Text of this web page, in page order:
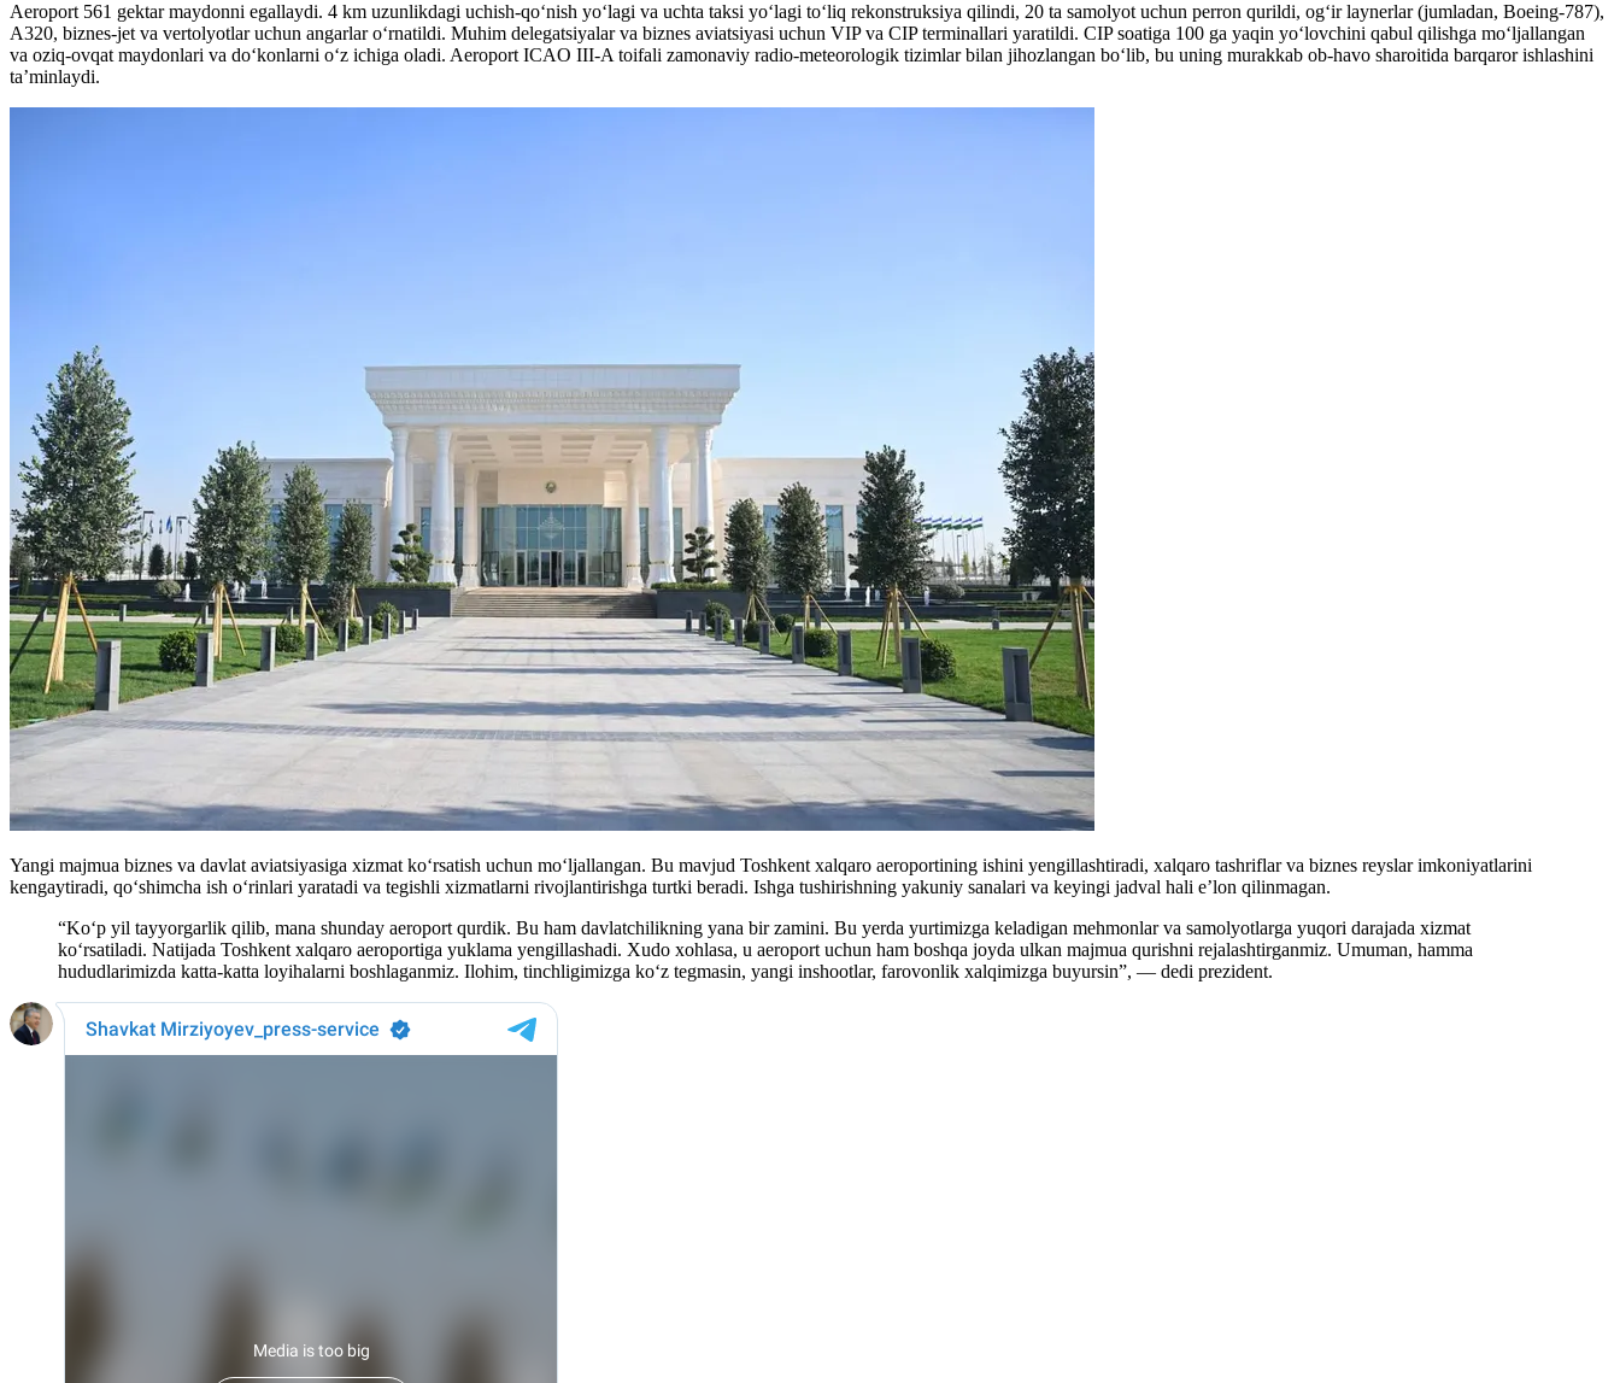
Aeroport 561 gektar maydonni egallaydi. 4 km uzunlikdagi uchish-qo‘nish yo‘lagi va uchta taksi yo‘lagi to‘liq rekonstruksiya qilindi, 20 ta samolyot uchun perron qurildi, og‘ir laynerlar (jumladan, Boeing-787),
A320, biznes-jet va vertolyotlar uchun angarlar o‘rnatildi. Muhim delegatsiyalar va biznes aviatsiyasi uchun VIP va CIP terminallari yaratildi. CIP soatiga 100 ga yaqin yoʻlovchini qabul qilishga moʻljallangan
va oziq-ovqat maydonlari va doʻkonlarni oʻz ichiga oladi. Aeroport ICAO III-A toifali zamonaviy radio-meteorologik tizimlar bilan jihozlangan bo‘lib, bu uning murakkab ob-havo sharoitida barqaror ishlashini
ta’minlaydi.
Yangi majmua biznes va davlat aviatsiyasiga xizmat ko‘rsatish uchun mo‘ljallangan. Bu mavjud Toshkent xalqaro aeroportining ishini yengillashtiradi, xalqaro tashriflar va biznes reyslar imkoniyatlarini
kengaytiradi, qo‘shimcha ish o‘rinlari yaratadi va tegishli xizmatlarni rivojlantirishga turtki beradi. Ishga tushirishning yakuniy sanalari va keyingi jadval hali e’lon qilinmagan.
“Ko‘p yil tayyorgarlik qilib, mana shunday aeroport qurdik. Bu ham davlatchilikning yana bir zamini. Bu yerda yurtimizga keladigan mehmonlar va samolyotlarga yuqori darajada xizmat
ko‘rsatiladi. Natijada Toshkent xalqaro aeroportiga yuklama yengillashadi. Xudo xohlasa, u aeroport uchun ham boshqa joyda ulkan majmua qurishni rejalashtirganmiz. Umuman, hamma
hududlarimizda katta-katta loyihalarni boshlaganmiz. Ilohim, tinchligimizga ko‘z tegmasin, yangi inshootlar, farovonlik xalqimizga buyursin”, — dedi prezident.